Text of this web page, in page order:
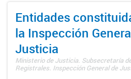
Entidades
la Inspección
Justicia
Ministerio de Justicia. Subsecretaría
Registrales. Inspección General de